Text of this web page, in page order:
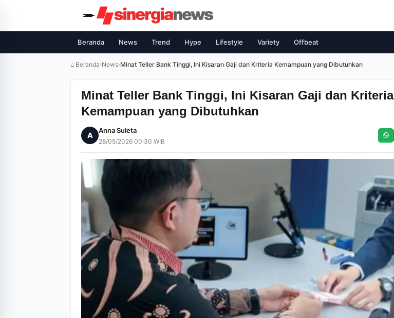
Beranda News Trend Hype Lifestyle Variety Offbeat
⌂ Beranda›News›Minat Teller Bank Tinggi, Ini Kisaran Gaji dan Kriteria Kemampuan yang Dibutuhkan
Minat Teller Bank Tinggi, Ini Kisaran Gaji dan Kriteria
Kemampuan yang Dibutuhkan
A
Anna Suleta
28/05/2026 00:30 WIB